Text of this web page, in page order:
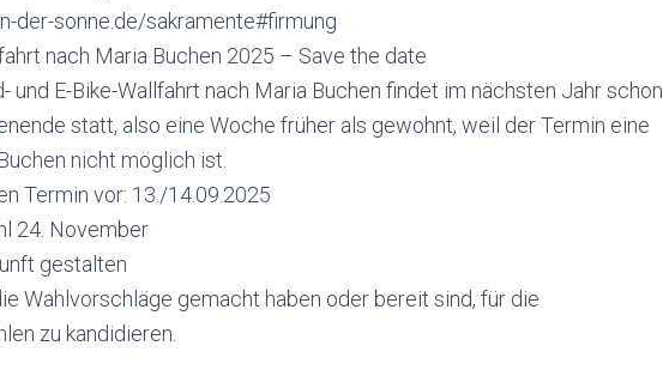
der-sonne.de/sakramente#firmung
nach Maria Buchen 2025 – Save the date
und E-Bike-Wallfahrt nach Maria Buchen findet im nächsten Jahr schon
statt, also eine Woche früher als gewohnt, weil der Termin eine
nicht möglich ist.
Termin vor: 13./14.09.2025
24. November
gestalten
Wahlvorschläge gemacht haben oder bereit sind, für die
zu kandidieren.